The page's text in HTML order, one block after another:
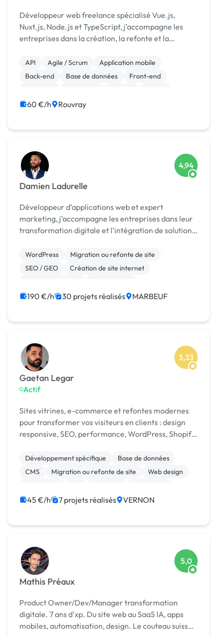
Développeur web freelance spécialisé Vue.js,
Nuxt.js, Node.js et TypeScript, j’accompagne les
entreprises dans la création, la refonte et la
API Agile / Scrum
Application mobile
Back-end
Base de données
Front-end
60 €/h Rouvray
Damien Ladurelle
4,94
Développeur d’applications web et expert
marketing, j’accompagne les entreprises dans leur
transformation digitale et l’intégration de solutions
WordPress
Migration ou refonte de site
SEO / GEO
Création de site internet
Référencement, liens
Prestashop
Google Ads
190 €/h 30 projets réalisés MARBEUF
Gaetan Legar
Actif
3,33
Sites vitrines, e-commerce et refontes modernes
pour transformer vos visiteurs en clients : design
responsive, SEO, performance, WordPress, Shopify
Développement spécifique
Base de données
CMS
Migration ou refonte de site
Web design
Node.js
45 €/h 7 projets réalisés VERNON
Mathis Préaux
5,0
Product Owner/Dev/Manager transformation
digitale. 7 ans d'xp. Du site web au SaaS IA, apps
mobiles, automatisation, design. Le couteau suisse